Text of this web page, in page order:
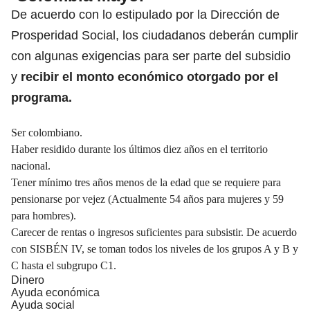
De acuerdo con lo estipulado por la Dirección de
Prosperidad Social, los ciudadanos deberán cumplir
con algunas exigencias para ser parte del subsidio
y recibir el monto económico otorgado por el
programa.
Ser colombiano.
Haber residido durante los últimos diez años en el territorio
nacional.
Tener mínimo tres años menos de la edad que se requiere para
pensionarse por vejez (Actualmente 54 años para mujeres y 59
para hombres).
Carecer de rentas o ingresos suficientes para subsistir. De acuerdo
con SISBÉN IV, se toman todos los niveles de los grupos A y B y
C hasta el subgrupo C1.
Dinero
Ayuda económica
Ayuda social